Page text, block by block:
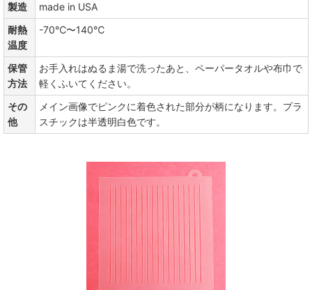
製造
made in USA
耐熱
温度
-70℃〜140℃
保管
方法
お手入れはぬるま湯で洗ったあと、ペーパータオルや布巾で
軽くふいてください。
その
他
メイン画像でピンクに着色された部分が柄になります。プラ
スチックは半透明白色です。